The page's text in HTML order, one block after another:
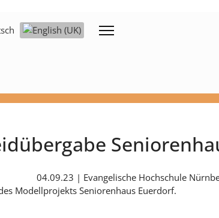
language
04.09.23 | Evangelische Hochschule
Modellprojekts Seniorenhaus Euerdorf.